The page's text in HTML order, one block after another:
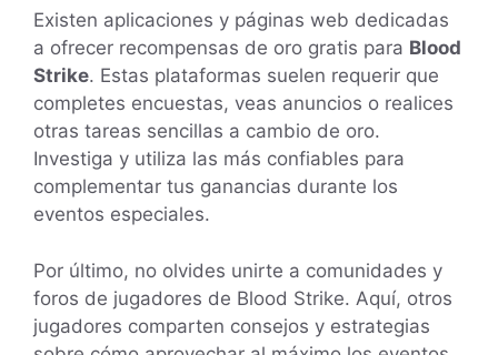
Existen aplicaciones y páginas web dedicadas
a ofrecer recompensas de oro gratis para Blood
Strike. Estas plataformas suelen requerir que
completes encuestas, veas anuncios o realices
otras tareas sencillas a cambio de oro.
Investiga y utiliza las más confiables para
complementar tus ganancias durante los
eventos especiales.
Por último, no olvides unirte a comunidades y
foros de jugadores de Blood Strike. Aquí, otros
jugadores comparten consejos y estrategias